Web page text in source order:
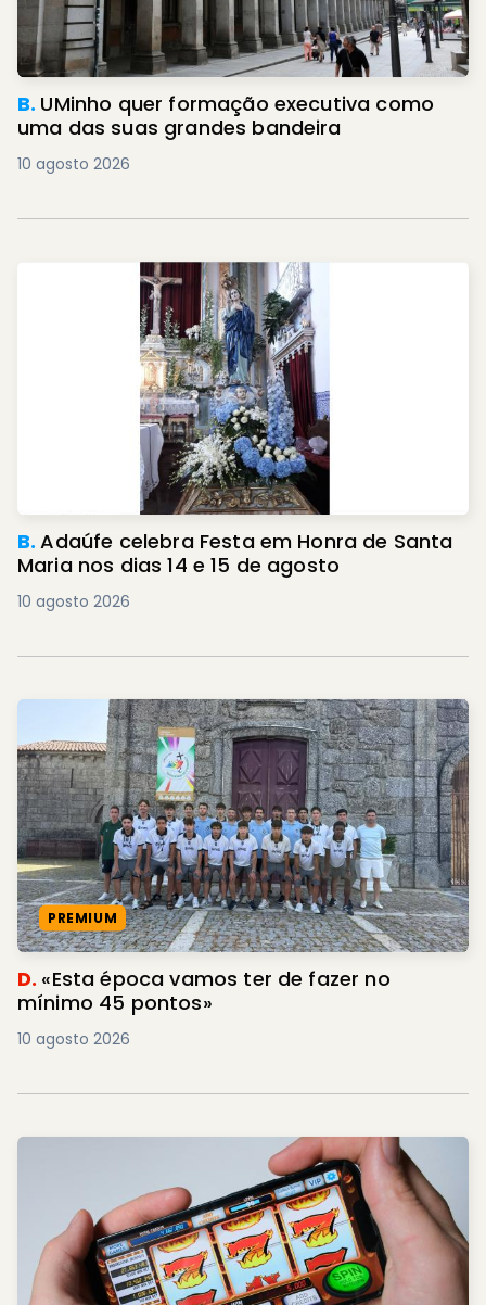
B. UMinho quer formação executiva como
uma das suas grandes bandeira
10 agosto 2026
B.Adaúfe celebra Festa em Honra de Santa
Maria nos dias 14 e 15 de agosto
10 agosto 2026
PREMIUM
D. «Esta época vamos ter de fazer no
mínimo 45 pontos»
10 agosto 2026